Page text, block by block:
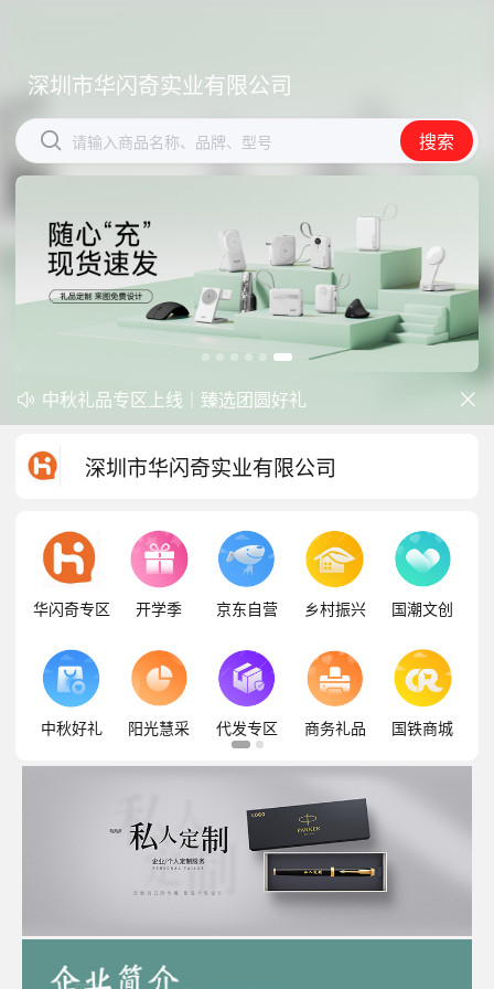
深圳市华闪奇实业有限公司
 请输入商品名称、品牌、型号 搜索
深圳市华闪奇实业有限公司
 请输入商品名称、品牌、型号 搜索
 防暑降温一站式配齐，企业福利更省心
中秋礼品专区上线｜臻选团圆好礼

深圳市华闪奇实业有限公司
华闪奇专区 开学季 京东自营 乡村振兴 国潮文创
中秋好礼 阳光慧采 代发专区 商务礼品 国铁商城